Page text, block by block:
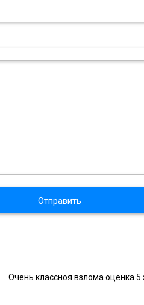
Отправить
Очень классноя взлома оценка 5